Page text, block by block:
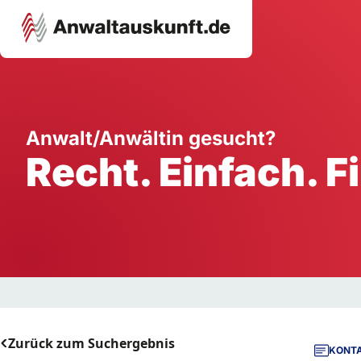
Ausbildung
Handwerk
Dienstleistung
Anwalt/Anwältin gesucht?
Recht. Einfach.
Zurück zum Suchergebnis